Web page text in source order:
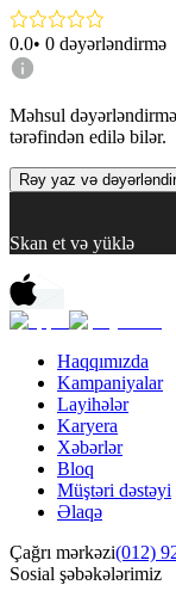
0.0• 0 dəyərləndirmə
Məhsul
tərəfindən edilə bilər.
Rəy yaz və
Skan et və yüklə
Haqqımızda
Kampaniyalar
Layihələr
Karyera
Xəbərlər
Bloq
Müştəri dəstəyi
Əlaqə
Çağrı mərkəzi(012)
Sosial şəbəkələrimiz